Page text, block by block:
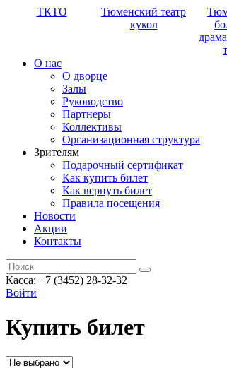
ТКТО
Тюменский театр
кукол
О нас
О дворце
Залы
Руководство
Партнеры
Коллективы
Организационная структура
Зрителям
Подарочный сертификат
Как купить билет
Как вернуть билет
Правила посещения
Новости
Акции
Контакты
Касса: +7 (3452) 28-32-32
Войти
Купить билет